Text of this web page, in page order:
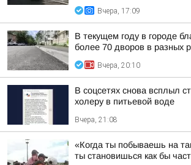
Вчера, 17:09
В текущем году в городе
более 70 дворов в разных
Вчера, 20:10
В соцсетях снова всплыл
холеру в питьевой воде
Вчера, 21:08
«Когда ты побываешь на
ты становишься как бы